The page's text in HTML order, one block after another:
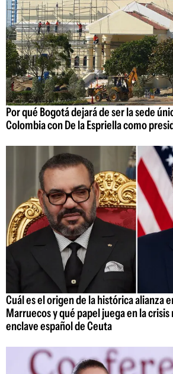
Por qué Bogotá dejará de ser la sede
Colombia con De la Espriella como
Cuál es el origen de la histórica alianza
Marruecos y qué papel juega en la
enclave español de Ceuta